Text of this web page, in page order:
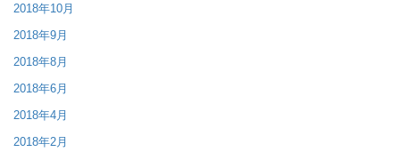
2018年10月
2018年9月
2018年8月
2018年6月
2018年4月
2018年2月